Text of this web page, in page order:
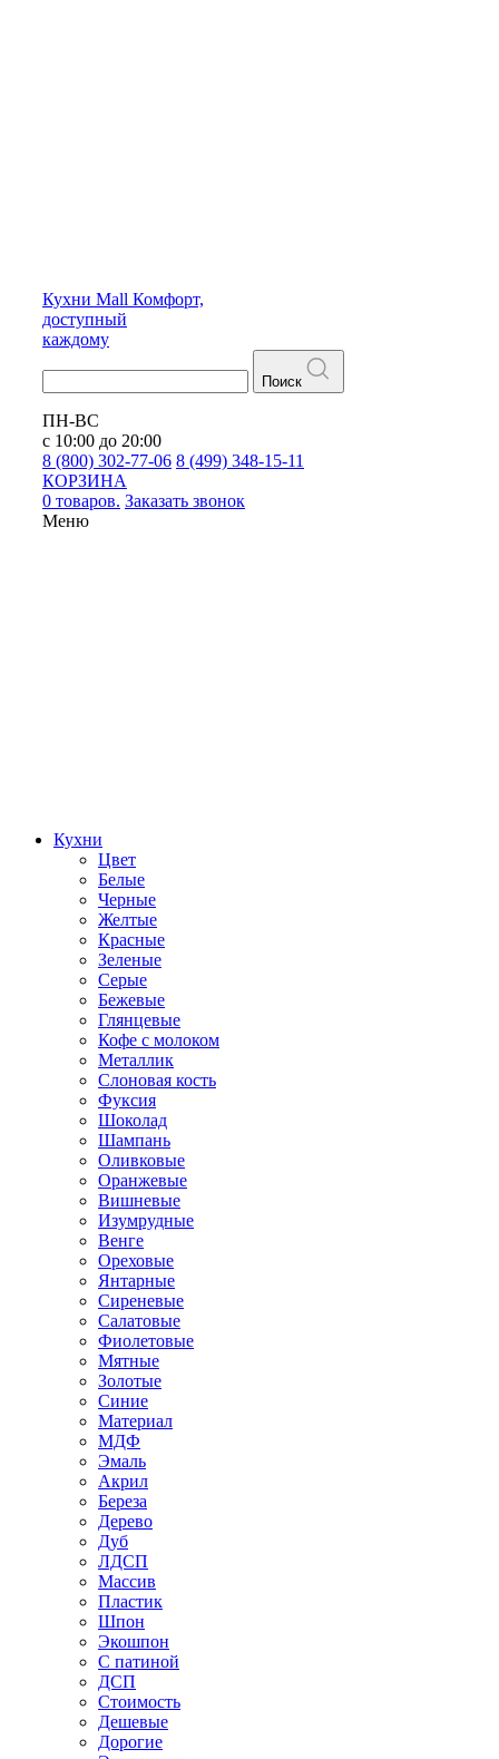
Кухни Mall Комфорт,
доступный
каждому
Поиск
ПН-ВС
с 10:00 до 20:00
8 (800) 302-77-06 8 (499) 348-15-11
КОРЗИНА
0 товаров. Заказать звонок
Меню
Кухни
Цвет
Белые
Черные
Желтые
Красные
Зеленые
Серые
Бежевые
Глянцевые
Кофе с молоком
Металлик
Слоновая кость
Фуксия
Шоколад
Шампань
Оливковые
Оранжевые
Вишневые
Изумрудные
Венге
Ореховые
Янтарные
Сиреневые
Салатовые
Фиолетовые
Мятные
Золотые
Синие
Материал
МДФ
Эмаль
Акрил
Береза
Дерево
Дуб
ЛДСП
Массив
Пластик
Шпон
Экошпон
С патиной
ДСП
Стоимость
Дешевые
Дорогие